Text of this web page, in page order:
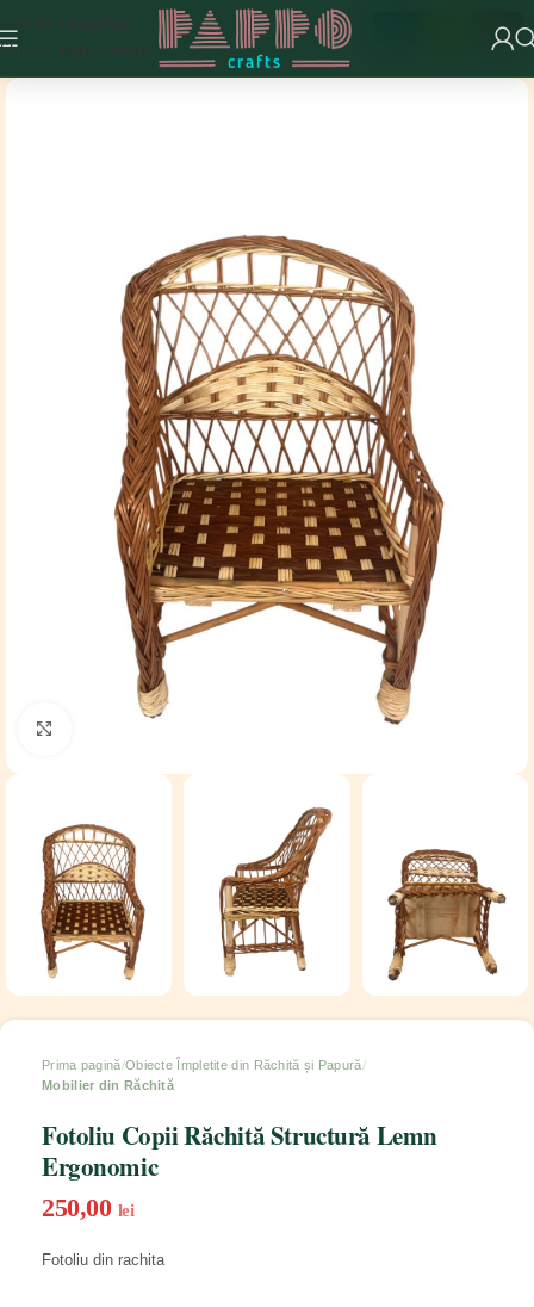
Skip to navigation
Skip to main content
Fabricat în România
Prima pagină Obiecte Împletite din Răchită și Papură
Mobilier din Răchită
Fotoliu Copii Răchită Structură Lemn
Ergonomic
250,00 lei
Fotoliu din rachita